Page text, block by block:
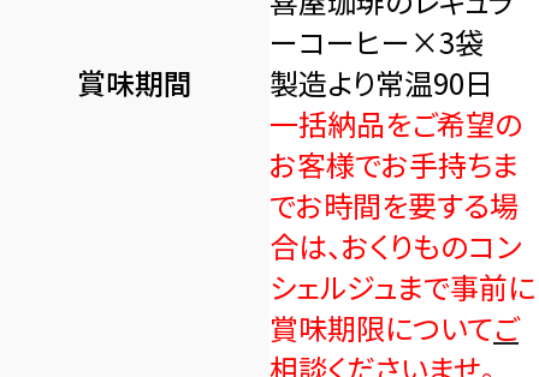
ーコーヒー×3袋
賞味期間
製造より常温90日
一括納品をご希望の
お客様でお手持ちま
でお時間を要する場
合は、おくりものコン
シェルジュまで事前に
賞味期限についてご
相談くださいませ。